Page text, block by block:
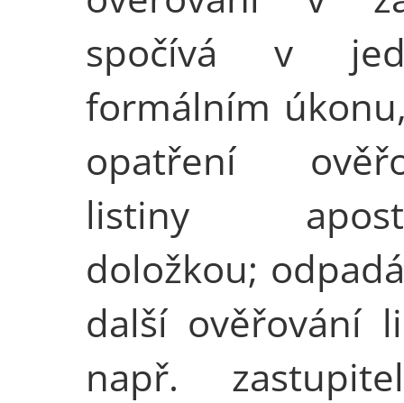
spočívá v
formálním
opatření
listiny
doložkou;
další ověřování
např.